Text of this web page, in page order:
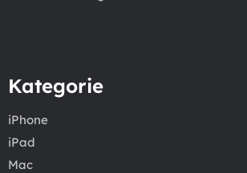
Kategorie
iPhone
iPad
Mac